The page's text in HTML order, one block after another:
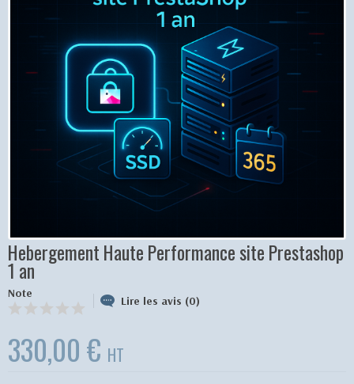
Hebergement Haute Performance site Prestashop
1 an
Note
Lire les avis (0)
330,00 € HT